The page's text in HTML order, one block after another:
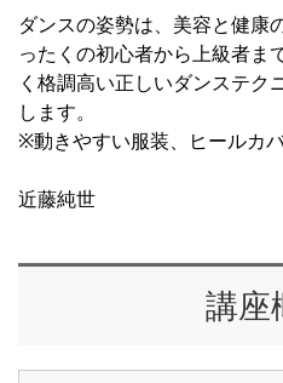
ダンスの姿勢は、美容と健康
ったくの初心者から上級者ま
く格調高い正しいダンステク
します。
※動きやすい服装、ヒールカ
近藤純世
講座